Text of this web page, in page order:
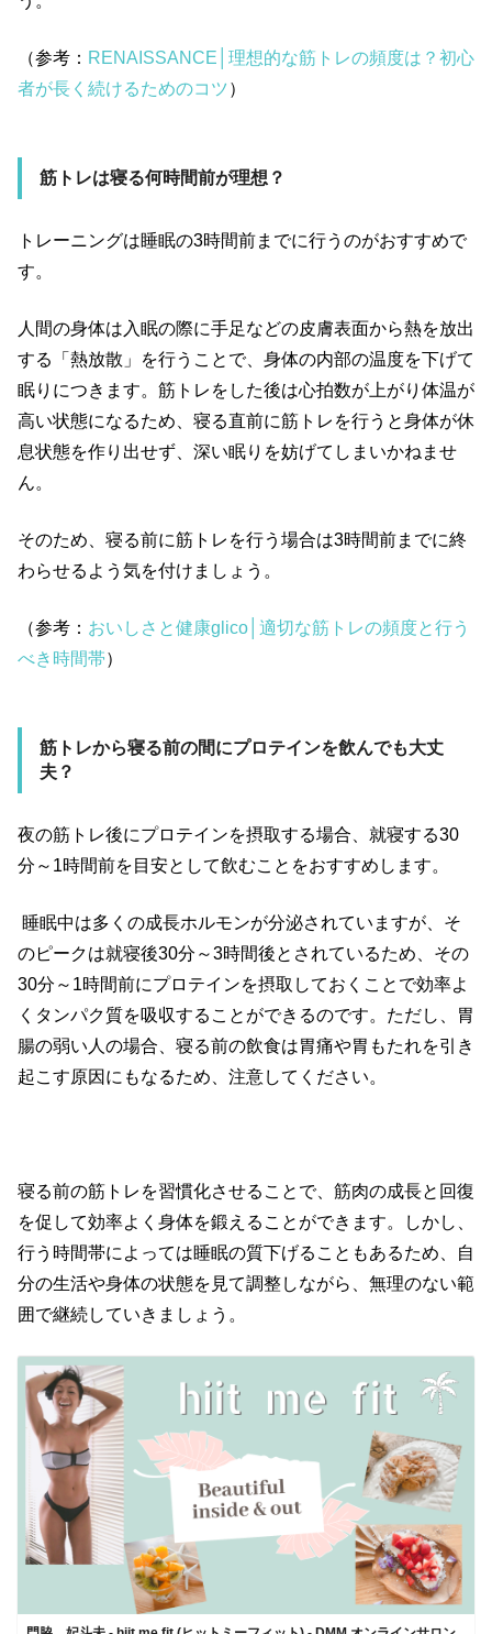
（参考： RENAISSANCE│理想的な筋トレの頻度は？初心
者が長く続けるためのコツ）
筋トレは寝る何時間前が理想？
トレーニングは睡眠の3時間前までに行うのがおすすめで
す。
人間の身体は入眠の際に手足などの皮膚表面から熱を放出
する「熱放散」を行うことで、身体の内部の温度を下げて
眠りにつきます。筋トレをした後は心拍数が上がり体温が
高い状態になるため、寝る直前に筋トレを行うと身体が休
息状態を作り出せず、深い眠りを妨げてしまいかねませ
ん。
そのため、寝る前に筋トレを行う場合は3時間前までに終
わらせるよう気を付けましょう。
（参考： おいしさと健康glico│適切な筋トレの頻度と行う
べき時間帯）
筋トレから寝る前の間にプロテインを飲んでも大丈
夫？
夜の筋トレ後にプロテインを摂取する場合、就寝する30
分～ 1時間前を目安として飲むことをおすすめします。
睡眠中は多くの成長ホルモンが分泌されていますが、そ
のピークは就寝後30分～3時間後とされているため、その
30分～ 1時間前にプロテインを摂取しておくことで効率よ
くタンパク質を吸収することができるのです。ただし、胃
腸の弱い人の場合、寝る前の飲食は胃痛や胃もたれを引き
起こす原因にもなるため、注意してください。
寝る前の筋トレを習慣化させることで、筋肉の成長と回復
を促して効率よく身体を鍛えることができます。しかし、
行う時間帯によっては睡眠の質下げることもあるため、自
分の生活や身体の状態を見て調整しながら、無理のない範
囲で継続していきましょう。